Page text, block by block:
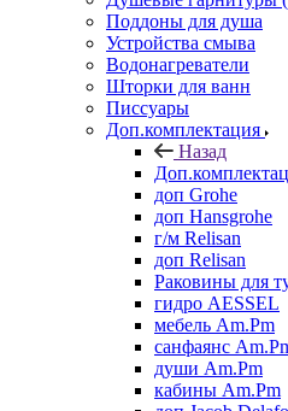
Поддоны для душа
Устройства смыва
Водонагреватели
Шторки для ванн
Писсуары
Доп.комплектация
Назад
доп Grohe
доп Hansgrohe
г/м Relisan
доп Relisan
Раковины для
гидро AESSEL
мебель Am.Pm
санфаянс
души Am.Pm
кабины Am.Pm